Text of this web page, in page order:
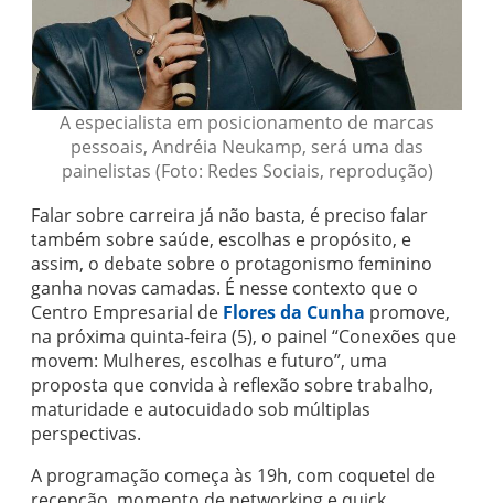
A especialista em posicionamento de marcas
pessoais, Andréia Neukamp, será uma das
painelistas (Foto: Redes Sociais, reprodução)
Falar sobre carreira já não basta, é preciso falar
também sobre saúde, escolhas e propósito, e
assim, o debate sobre o protagonismo feminino
ganha novas camadas. É nesse contexto que o
Centro Empresarial de Flores da Cunha promove,
na próxima quinta-feira (5), o painel “Conexões que
movem: Mulheres, escolhas e futuro”, uma
proposta que convida à reflexão sobre trabalho,
maturidade e autocuidado sob múltiplas
perspectivas.
A programação começa às 19h, com coquetel de